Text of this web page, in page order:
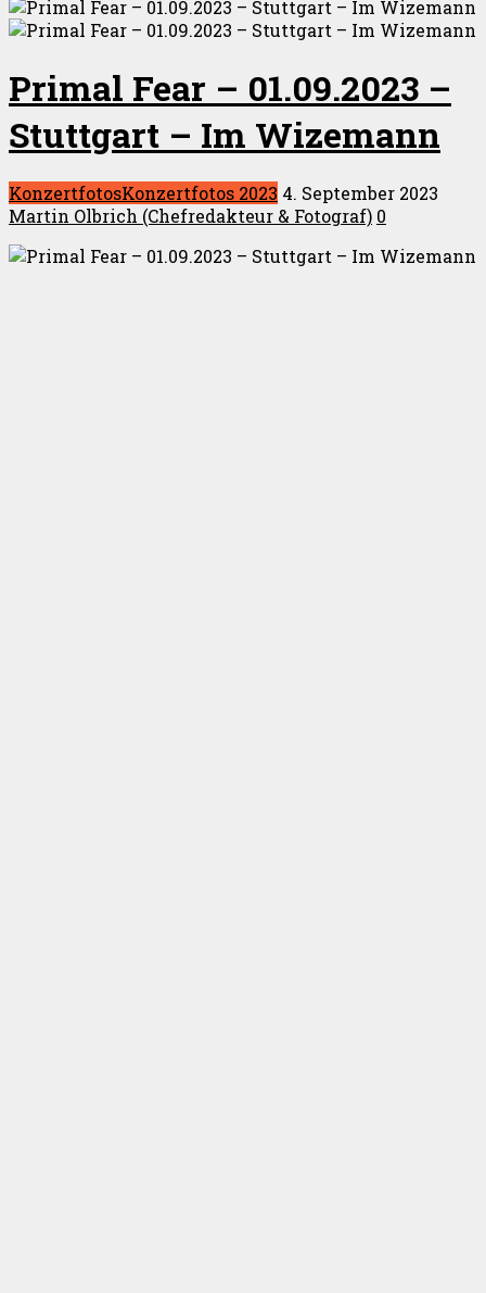
Primal Fear – 01.09.2023 –
Stuttgart – Im Wizemann
KonzertfotosKonzertfotos 2023 4. September 2023
Martin Olbrich (Chefredakteur & Fotograf) 0